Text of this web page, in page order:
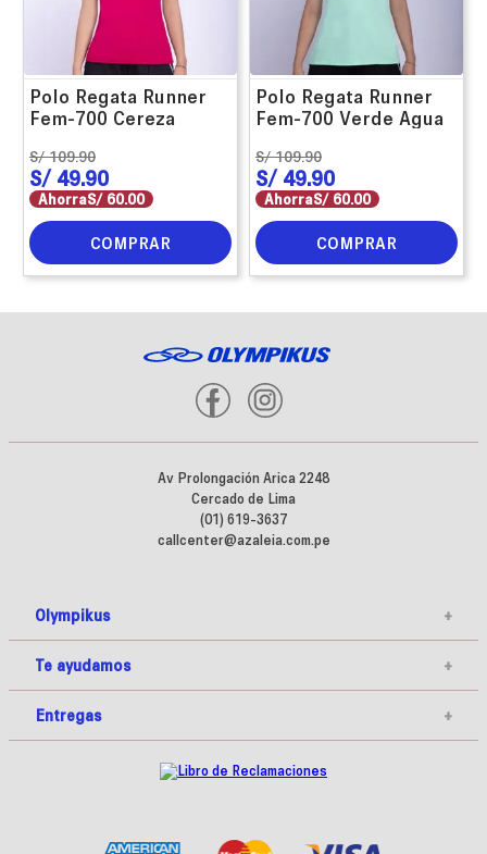
Polo Regata Runner
Fem-700 Cereza
S/ 109.90
S/ 49.90
AhorraS/ 60.00
COMPRAR
Polo Regata Runner
Fem-700 Verde Agua
S/ 109.90
S/ 49.90
AhorraS/ 60.00
COMPRAR
Av Prolongación Arica 2248
Cercado de Lima
(01) 619-3637
callcenter@azaleia.com.pe
Olympikus +
Te ayudamos +
Entregas +